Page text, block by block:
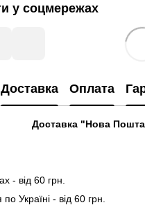
у соцмережах
Доставка Оплата
Доставка "Нова
- від 60 грн.
Україні - від 60 грн.